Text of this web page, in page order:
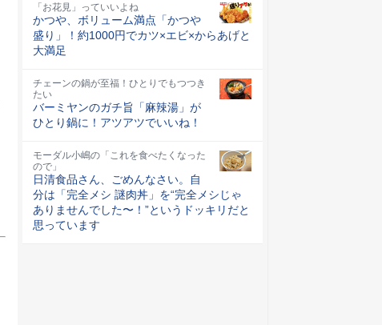
「お花見」っていいよね
かつや、ボリューム満点「かつや
盛り」！約1000円でカツ×エビ×からあげと
大満足
チェーンの鍋が至福！ひとりでもつつき
たい
バーミヤンのガチ旨「麻辣湯」が
ひとり鍋に！アツアツでいいね！
モーダル小嶋の「これを食べたくなった
ので」
日清食品さん、ごめんなさい。自
分は「完全メシ 謎肉丼」を“完全メシじゃ
ありませんでした〜！”というドッキリだと
思っています